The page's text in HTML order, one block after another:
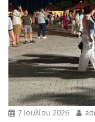
7 Ιουλίου 2026